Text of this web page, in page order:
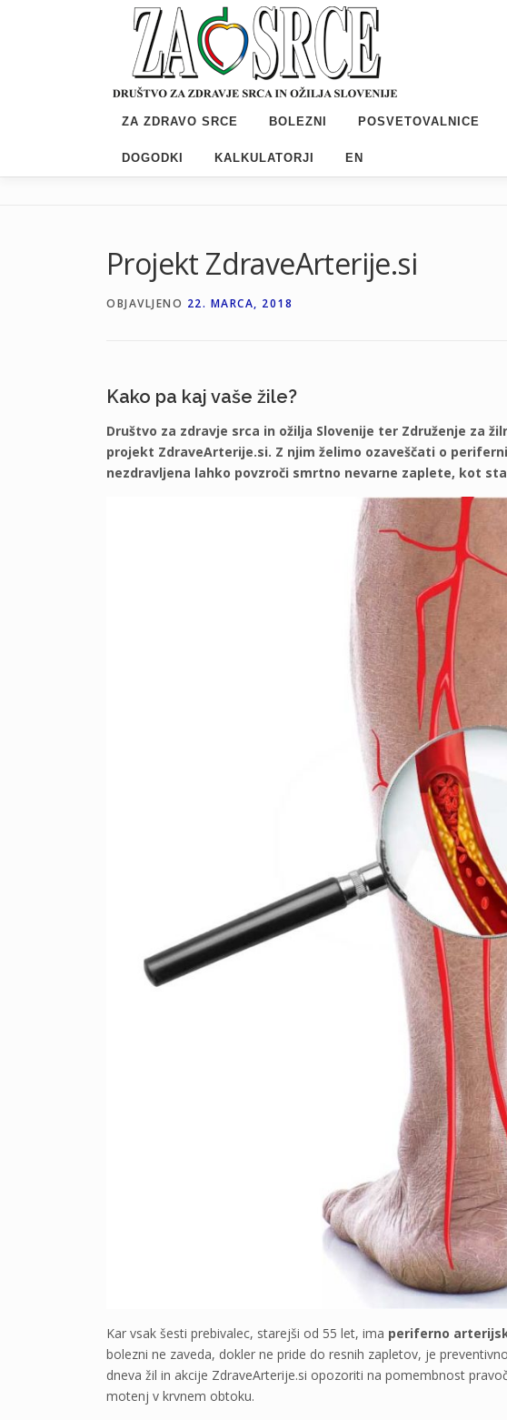
ZA ZDRAVO SRCE BOLEZNI POSVETOVALNICE
DOGODKI KALKULATORJI EN
Projekt ZdraveArterije.si
OBJAVLJENO 22. MARCA, 2018
Kako pa kaj vaše žile?
Društvo za zdravje srca in ožilja Slovenije ter Združenje za
projekt ZdraveArterije.si. Z njim želimo ozaveščati o
nezdravljena lahko povzroči smrtno nevarne zaplete, kot
Kar vsak šesti prebivalec, starejši od 55 let, ima periferno
bolezni ne zaveda, dokler ne pride do resnih zapletov, je
dneva žil in akcije ZdraveArterije.si opozoriti na pomembnost
motenj v krvnem obtoku.